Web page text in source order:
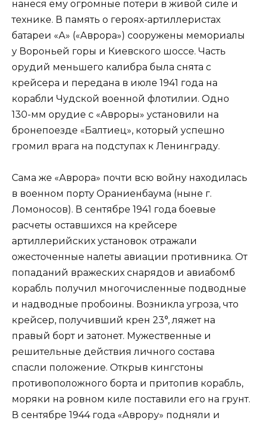
нанеся ему огромные потери в живой силе и
технике. В память о героях-артиллеристах
батареи «А» («Аврора») сооружены мемориалы
у Вороньей горы и Киевского шоссе. Часть
орудий меньшего калибра была снята с
крейсера и передана в июле 1941 года на
корабли Чудской военной флотилии. Одно
130-мм орудие с «Авроры» установили на
бронепоезде «Балтиец», который успешно
громил врага на подступах к Ленинграду.
Сама же «Аврора» почти всю войну находилась
в военном порту Ораниенбаума (ныне г.
Ломоносов). В сентябре 1941 года боевые
расчеты оставшихся на крейсере
артиллерийских установок отражали
ожесточенные налеты авиации противника. От
попаданий вражеских снарядов и авиабомб
корабль получил многочисленные подводные
и надводные пробоины. Возникла угроза, что
крейсер, получивший крен 23°, ляжет на
правый борт и затонет. Мужественные и
решительные действия личного состава
спасли положение. Открыв кингстоны
противоположного борта и притопив корабль,
моряки на ровном киле поставили его на грунт.
В сентябре 1944 года «Аврору» подняли и